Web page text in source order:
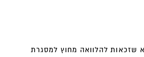
שזכאות להלוואה מחוץ למסגרת